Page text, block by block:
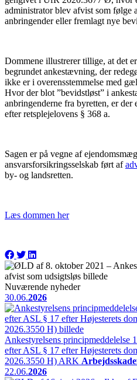
administrator blev afvist som følge
anbringender eller fremlagt nye
Dommene illustrerer tillige, at det
begrundet ankestævning, der
ikke er i overensstemmelse med
Hvor der blot ”bevidstløst” i
anbringenderne fra byretten, er der
efter retsplejelovens § 368 a.
Sagen er på vegne af
ansvarsforsikringsselskab ført af
by- og landsretten.
Læs dommen her
Nuværende nyheder
30.06.2026
Ankestyrelsens principmeddelelse
efter ASL § 17 efter Højesterets
2026.3550 H) ARK
22.06.2026